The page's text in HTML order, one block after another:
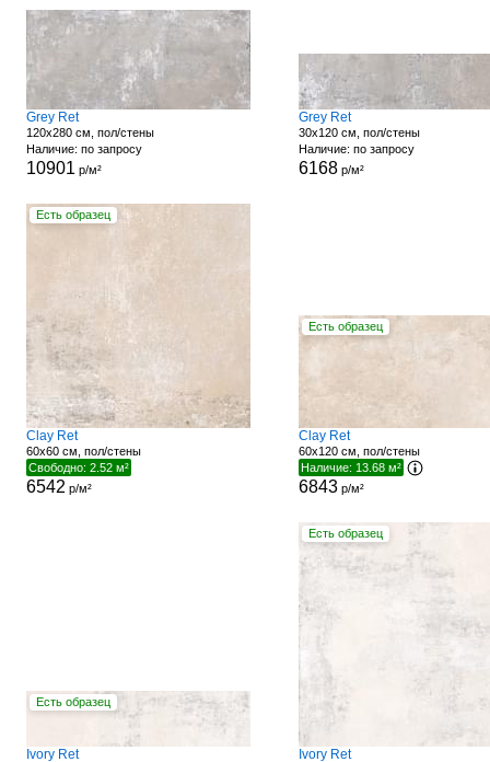
Grey Ret
120x280 см, пол/стены
Наличие: по запросу
10901 р/м²
Grey Ret
30x120 см, пол/стены
Наличие: по запросу
6168р/м²
Есть образец
Clay Ret
60x60 см, пол/стены
Свободно: 2.52 м²
6542 р/м²
Есть образец
Clay Ret
60x120 см, пол/стены
Наличие: 13.68 м²
6843р/м²
Есть образец
Ivory Ret
Есть образец
Ivory Ret